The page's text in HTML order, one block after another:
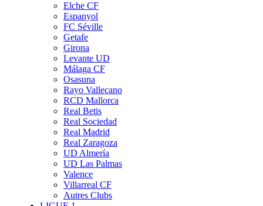
Elche CF
Espanyol
FC Séville
Getafe
Girona
Levante UD
Málaga CF
Osasuna
Rayo Vallecano
RCD Mallorca
Real Betis
Real Sociedad
Real Madrid
Real Zaragoza
UD Almería
UD Las Palmas
Valence
Villarreal CF
Autres Clubs